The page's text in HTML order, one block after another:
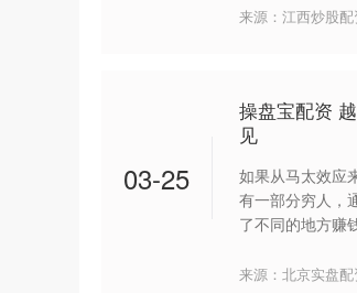
来源：江西炒股
03-25
操盘宝配资
见
如果从马太效应
有一部分穷人，
了不同的地方赚
来源：北京实盘